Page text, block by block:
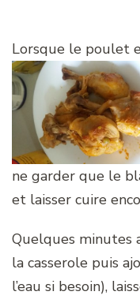
Lorsque le poulet
ne garder que le
et laisser cuire
Quelques minutes
la casserole puis
l’eau si besoin),